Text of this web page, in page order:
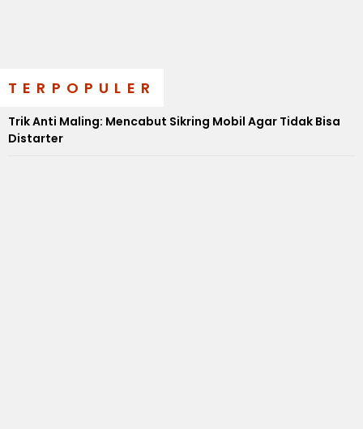
TERPOPULER
Trik Anti Maling: Mencabut Sikring Mobil Agar Tidak Bisa
Distarter